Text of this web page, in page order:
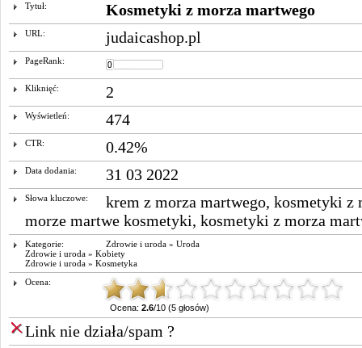
Tytuł: Kosmetyki z morza martwego
URL: judaicashop.pl
PageRank:
Kliknięć: 2
Wyświetleń: 474
CTR: 0.42%
Data dodania: 31 03 2022
Słowa kluczowe: krem z morza martwego, kosmetyki z
morze martwe kosmetyki, kosmetyki z morza
Kategorie: Zdrowie i uroda » Uroda
Zdrowie i uroda » Kobiety
Zdrowie i uroda » Kosmetyka
Ocena:
Ocena: 2.6/10 (5 głosów)
Link nie działa/spam ?